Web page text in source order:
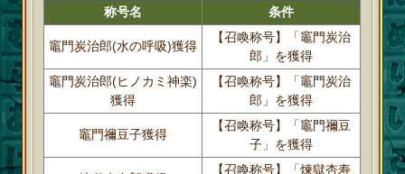
称号名 条件
竈門炭治郎(水の呼吸)獲得
【召喚称号】「竈門炭治
郎」を獲得
竈門炭治郎(ヒノカミ神楽)
獲得
【召喚称号】「竈門炭治
郎」を獲得
竈門禰豆子獲得
【召喚称号】「竈門禰豆
子」を獲得
【召喚称号】「煉獄杏寿